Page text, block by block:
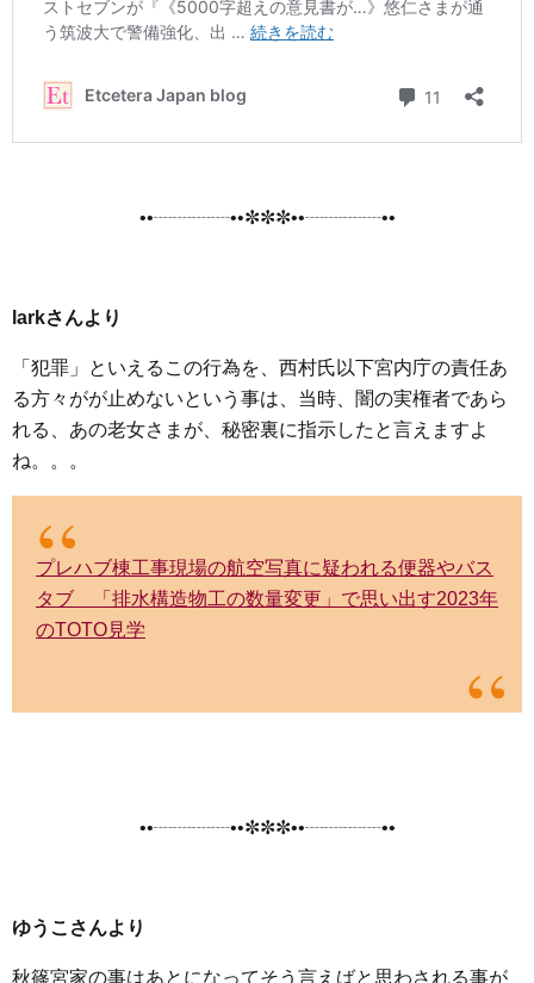
••┈┈┈┈••✼✼✼••┈┈┈┈••
larkさんより
「犯罪」といえるこの行為を、西村氏以下宮内庁の責任あ
る方々がが止めないという事は、当時、闇の実権者であら
れる、あの老女さまが、秘密裏に指示したと言えますよ
ね。。。
プレハブ棟工事現場の航空写真に疑われる便器やバス
タブ 「排水構造物工の数量変更」で思い出す2023年
のTOTO見学
••┈┈┈┈••✼✼✼••┈┈┈┈••
ゆうこさんより
秋篠宮家の事はあとになってそう言えばと思わされる事が